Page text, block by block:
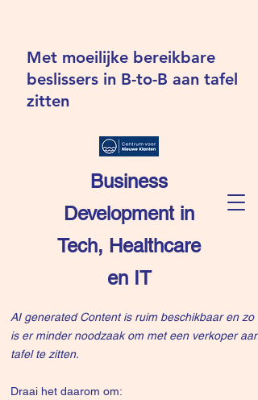
Business
Development in
Tech, Healthcare
en IT
Met moeilijke bereikbare
beslissers in B-to-B aan tafel
zitten
AI generated Content is ruim beschikbaar en zo
is er minder noodzaak om met een verkoper aan
tafel te zitten.
Draai het daarom om: